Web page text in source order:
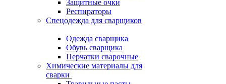
Защитные очки
Респираторы
Спецодежда для сварщиков
Одежда сварщика
Обувь сварщика
Перчатки сварочные
Химические материалы для
сварки